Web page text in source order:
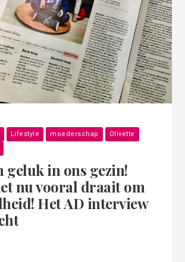
Lifestyle moederschap
Olivette
geluk in ons gezin!
nu vooral draait om
Het AD interview